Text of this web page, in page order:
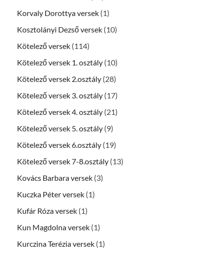
Korvaly Dorottya versek (1)
Kosztolányi Dezső versek (10)
Kötelező versek (114)
Kötelező versek 1. osztály (10)
Kötelező versek 2.osztály (28)
Kötelező versek 3. osztály (17)
Kötelező versek 4. osztály (21)
Kötelező versek 5. osztály (9)
Kötelező versek 6.osztály (19)
Kötelező versek 7-8.osztály (13)
Kovács Barbara versek (3)
Kuczka Péter versek (1)
Kufár Róza versek (1)
Kun Magdolna versek (1)
Kurczina Terézia versek (1)